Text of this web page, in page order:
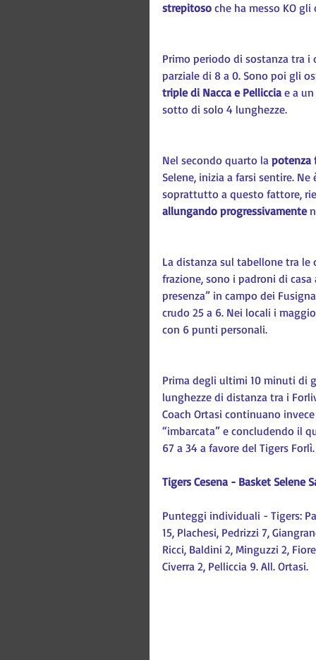
strepitoso che ha messo KO gli
Primo periodo di sostanza tra
parziale di 8 a 0. Sono poi gli
triple di Nacca e Pelliccia e a
sotto di solo 4 lunghezze.
Nel secondo quarto la potenza
Selene, inizia a farsi sentire. Ne
soprattutto a questo fattore,
allungando progressivamente
La distanza sul tabellone tra le
frazione, sono i padroni di casa
presenza” in campo dei
crudo 25 a 6. Nei locali i
con 6 punti personali.
Prima degli ultimi 10 minuti di
lunghezze di distanza tra i
Coach Ortasi continuano
“imbarcata” e concludendo il
67 a 34 a favore del Tigers Forlì.
Tigers Cesena - Basket Selene
Punteggi individuali - Tigers:
15, Plachesi, Pedrizzi 7,
Ricci, Baldini 2, Minguzzi 2,
Civerra 2, Pelliccia 9. All. Ortasi.